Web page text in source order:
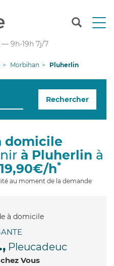
T
n
g
i
— 9h-19h 7j/7
Morbihan Pluherlin
Rechercher
domicile
à Pluherlin à
19,90€/h*
au moment de la demande
Pleucadeuc
Vous